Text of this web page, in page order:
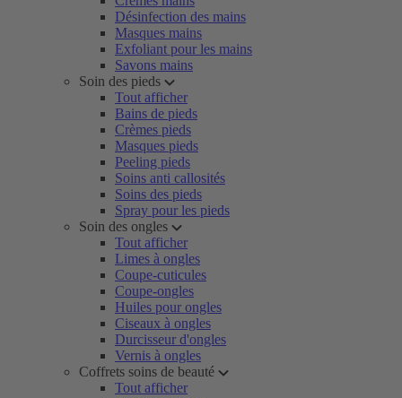
Désinfection des mains
Masques mains
Exfoliant pour les mains
Savons mains
Soin des pieds
Tout afficher
Bains de pieds
Crèmes pieds
Masques pieds
Peeling pieds
Soins anti callosités
Soins des pieds
Spray pour les pieds
Soin des ongles
Tout afficher
Limes à ongles
Coupe-cuticules
Coupe-ongles
Huiles pour ongles
Ciseaux à ongles
Durcisseur d'ongles
Vernis à ongles
Coffrets soins de beauté
Tout afficher